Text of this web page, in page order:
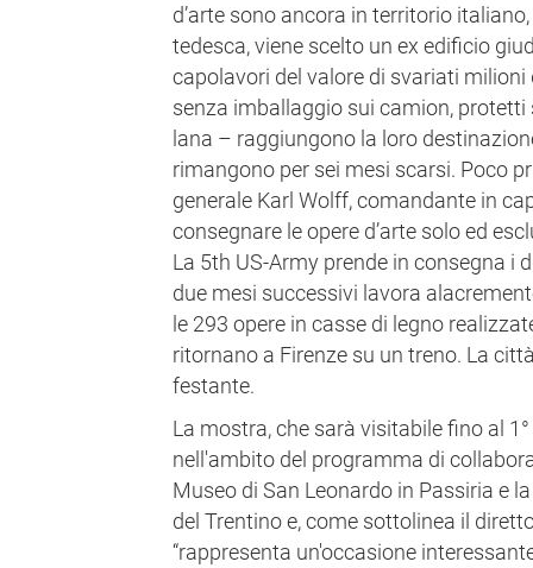
d’arte sono ancora in territorio
tedesca, viene scelto un ex edificio
capolavori del valore di svariati
senza imballaggio sui camion, protetti
lana – raggiungono la loro
rimangono per sei mesi scarsi. Poco
generale Karl Wolff, comandante in
consegnare le opere d’arte solo ed
La 5th US-Army prende in consegna i
due mesi successivi lavora
le 293 opere in casse di legno
ritornano a Firenze su un treno. La
festante.
La mostra, che sarà visitabile fino al
nell'ambito del programma di
Museo di San Leonardo in Passiria e
del Trentino e, come sottolinea il
“rappresenta un'occasione